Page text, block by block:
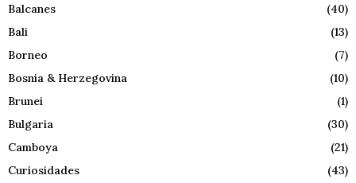
Balcanes
(40)
Bali
(13)
Borneo
(7)
Bosnia & Herzegovina
(10)
Brunei
(1)
Bulgaria
(30)
Camboya
(21)
Curiosidades
(43)